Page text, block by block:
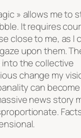
» allows me to
It requires
close to me, as I
upon them.
into the collective
change my
can become
news story